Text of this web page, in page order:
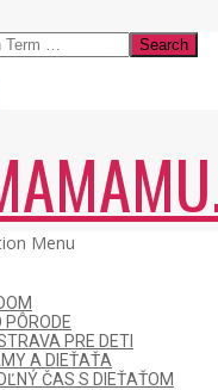
Menu
PÔRODE
PRE DETI
A DIEŤAŤA
ČAS S DIEŤAŤOM